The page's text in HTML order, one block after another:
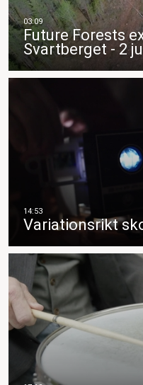
Future Forests
Svartberget - 2
Variationsrikt